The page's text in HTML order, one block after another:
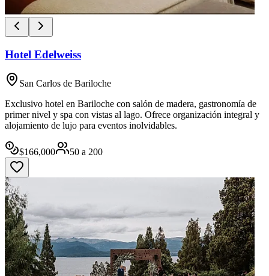
Hotel Edelweiss
San Carlos de Bariloche
Exclusivo hotel en Bariloche con salón de madera, gastronomía de
primer nivel y spa con vistas al lago. Ofrece organización integral y
alojamiento de lujo para eventos inolvidables.
$166,000 50 a 200